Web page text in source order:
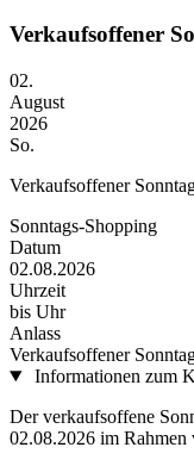
Verkaufsoffener
02.
August
2026
So.
Verkaufsoffener
Sonntags-Shopping
Datum
02.08.2026
Uhrzeit
bis Uhr
Anlass
Verkaufsoffener
Informationen zum
Der verkaufsoffene
02.08.2026 im Rahmen